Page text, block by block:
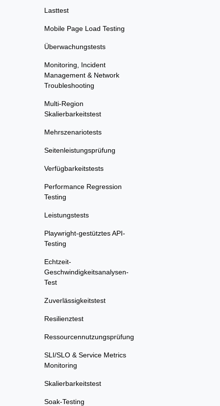
Lasttest
Mobile Page Load Testing
Überwachungstests
Monitoring, Incident
Management & Network
Troubleshooting
Multi-Region
Skalierbarkeitstest
Mehrszenariotests
Seitenleistungsprüfung
Verfügbarkeitstests
Performance Regression
Testing
Leistungstests
Playwright-gestütztes API-
Testing
Echtzeit-
Geschwindigkeitsanalysen-
Test
Zuverlässigkeitstest
Resilienztest
Ressourcennutzungsprüfung
SLI/SLO & Service Metrics
Monitoring
Skalierbarkeitstest
Soak-Testing